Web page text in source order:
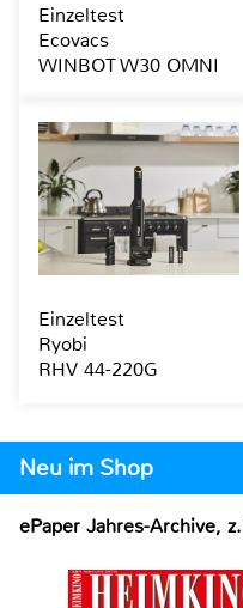
Neu im Shop
ePaper Jahres-Archive,
Einzeltest
Ecovacs
WINBOT W30 OMNI
Einzeltest
Ryobi
RHV 44-220G